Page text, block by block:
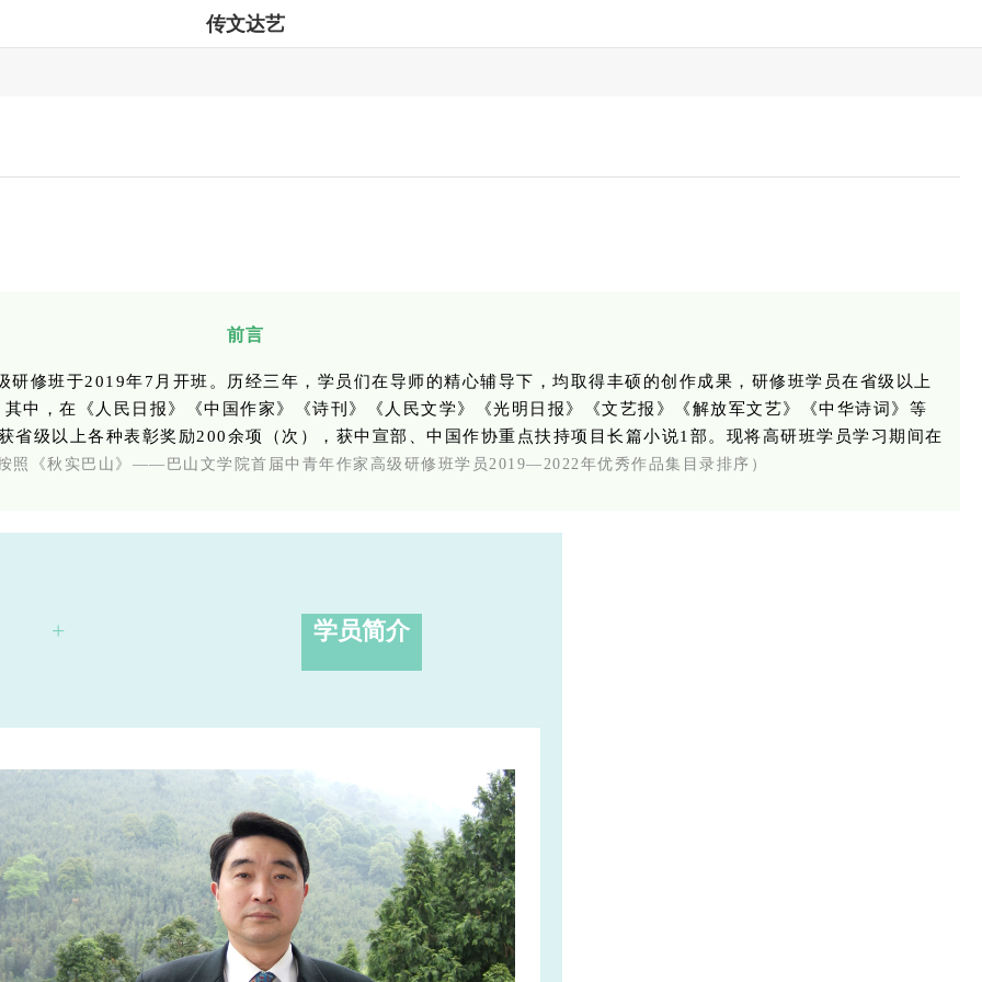
传文达艺
前言
修班于2019年7月开班。历经三年，学员们在导师的精心辅导下，均取得丰硕的创作成果，研修班学员在省级以上
中，在《人民日报》《中国作家》《诗刊》《人民文学》《光明日报》《文艺报》《解放军文艺》《中华诗词》等
级以上各种表彰奖励200余项（次），获中宣部、中国作协重点扶持项目长篇小说1部。现将高研班学员学习期间在
照《秋实巴山》 ——巴山文学院首届中青年作家高级研修班学员2019—2022年优秀作品集 目录排序）
+ 学员简介